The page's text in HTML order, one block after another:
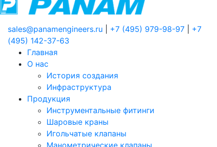
sales@panamengineers.ru +7 (495) 979-98-97
+7
(495) 142-37-63
Главная
О нас
История создания
Инфраструктура
Продукция
Инструментальные фитинги
Шаровые краны
Игольчатые клапаны